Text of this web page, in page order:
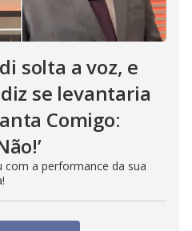
solta a voz, e
se levantaria
Comigo:
com a performance da sua